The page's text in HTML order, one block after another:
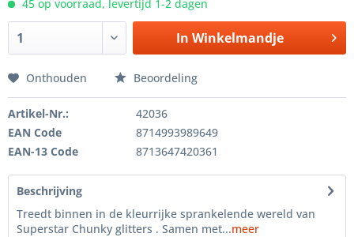
45 op voorraad, levertijd 1-2 dagen
In Winkelmandje
Onthouden Beoordeling
Artikel-Nr.:
42036
EAN Code
8714993989649
EAN-13 Code
8713647420361
Beschrijving
Treedt binnen in de kleurrijke sprankelende wereld van
Superstar Chunky glitters . Samen met...meer